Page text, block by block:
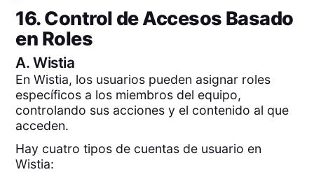
16. Control de Accesos Basado
en Roles
A.Wistia
En Wistia, los usuarios pueden asignar roles
específicos a los miembros del equipo,
controlando sus acciones y el contenido al que
acceden.
Hay cuatro tipos de cuentas de usuario en
Wistia: